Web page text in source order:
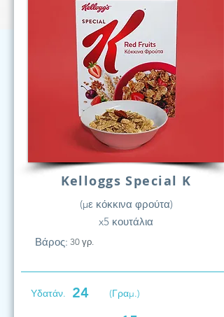
Kelloggs Special K
(με κόκκινα φρούτα)
x5 κουτάλια
Βάρος: 30 γρ.
Υδατάν. 24 (Γραμ.)